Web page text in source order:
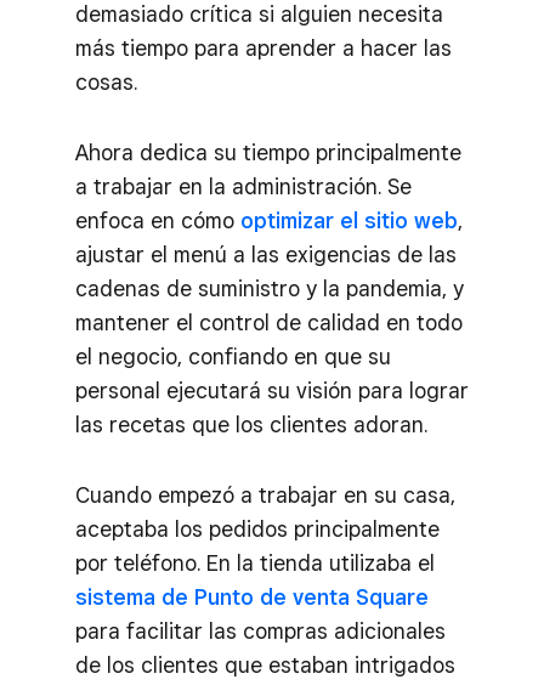
demasiado crítica si alguien necesita
más tiempo para aprender a hacer las
cosas.
Ahora dedica su tiempo principalmente
a trabajar en la administración. Se
enfoca en cómo optimizar el sitio web,
ajustar el menú a las exigencias de las
cadenas de suministro y la pandemia, y
mantener el control de calidad en todo
el negocio, confiando en que su
personal ejecutará su visión para lograr
las recetas que los clientes adoran.
Cuando empezó a trabajar en su casa,
aceptaba los pedidos principalmente
por teléfono. En la tienda utilizaba el
sistema de Punto de venta Square
para facilitar las compras adicionales
de los clientes que estaban intrigados